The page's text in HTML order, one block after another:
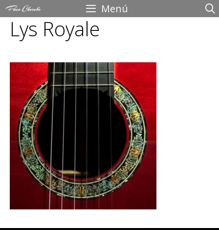
Saltar
contenido
Menú
Lys Royale